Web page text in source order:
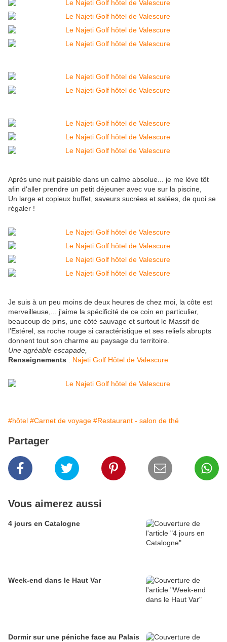
Après une nuit paisible dans un calme absolue... je me lève tôt
afin d'aller prendre un petit déjeuner avec vue sur la piscine,
Un large et copieux buffet, saveurs sucrées et salées, de quoi se
régaler !
Je suis à un peu moins de deux heures de chez moi, la côte est
merveilleuse,... j'aime la spécificité de ce coin en particulier,
beaucoup de pins, une côté sauvage et surtout le Massif de
l’Estérel, sa roche rouge si caractéristique et ses reliefs abrupts
donnent tout son charme au paysage du territoire.
Une agréable escapade,
Renseignements : Najeti Golf Hôtel de Valescure
#hôtel #Carnet de voyage #Restaurant - salon de thé
Partager
Vous aimerez aussi
4 jours en Catalogne
Week-end dans le Haut Var
Dormir sur une péniche face au Palais